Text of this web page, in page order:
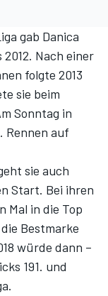
gab Danica
Nach einer
folgte 2013
sie beim
Sonntag in
Rennen auf
sie auch
Start. Bei ihren
Mal in die Top
Bestmarke
würde dann –
191. und